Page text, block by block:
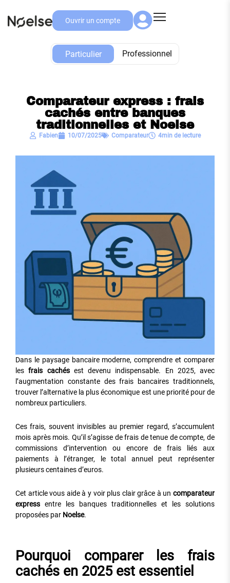
Ouvrir un compte
Particulier Professionnel
Particulier
Comparateur express : frais
cachés entre banques
traditionnelles et Noelse
Fabien 10/07/2025 Comparateur 4min de lecture
Dans le paysage bancaire moderne, comprendre et comparer
lesfrais cachésest devenu indispensable. En 2025, avec
l’augmentation constante des frais bancaires traditionnels,
trouver l’alternative la plus économique est une priorité pour de
nombreux particuliers.
Ces frais, souvent invisibles au premier regard, s’accumulent
mois après mois. Qu’il s’agisse de frais de tenue de compte, de
commissions d’intervention ou encore de frais liés aux
paiements à l’étranger, le total annuel peut représenter
plusieurs centaines d’euros.
Cet article vous aide à y voir plus clair grâce à un comparateur
express entre les banques traditionnelles et les solutions
proposées par Noelse.
Pourquoi comparer les frais
cachés en 2025 est essentiel